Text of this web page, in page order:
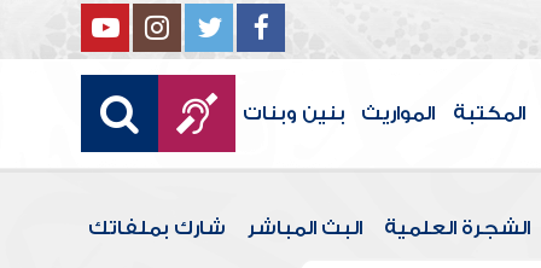
المكتبة المواريث بنين وبنات
الشجرة العلمية البث المباشر شارك بملفاتك